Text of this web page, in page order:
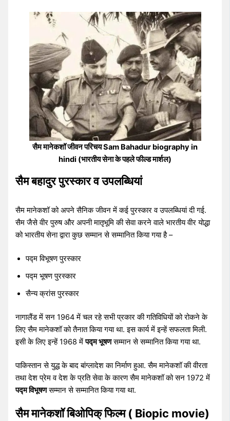
सैम मानेकशॉ जीवन परिचय Sam Bahadur biography in
hindi (भारतीय सेना के पहले फील्ड मार्शल)
सैम बहादुर पुरस्कार व उपलब्धियां
सैम मानेकशॉ को अपने सैनिक जीवन में कई पुरस्कार व उपलब्धियां दी गई.
सैम जैसे वीर पुरुष और अपनी मातृभूमि की सेवा करने वाले भारतीय वीर योद्धा
को भारतीय सेना द्वारा कुछ सम्मान से सम्मानित किया गया है –
पद्म विभूषण पुरस्कार
पद्म भूषण पुरस्कार
सैन्य क्रांस पुरस्कार
नागालैंड में सन 1964 में चल रहे सभी प्रकार की गतिविधियों को रोकने के
लिए सैम मानेकशॉ को तैनात किया गया था. इस कार्य में इन्हें सफलता मिली.
इसी के लिए इन्हें 1968 मेंपद्म भूषणसम्मान से सम्मानित किया गया था.
पाकिस्तान से युद्ध के बाद बांग्लादेश का निर्माण हुआ. सैम मानेकशॉ की वीरता
तथा देश प्रेम व देश के प्रति सेवा के कारण सैम मानेकशॉ को सन 1972 में
पद्म विभूषणसम्मान से सम्मानित किया गया था.
सैम मानेकशॉ बिओपिक् फिल्म ( Biopic movie)